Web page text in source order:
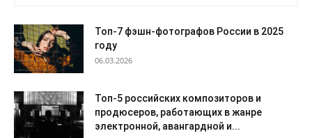
Топ-7 фэшн-фотографов России в 2025
году
06.03.2026
Топ-5 российских композиторов и
продюсеров, работающих в жанре
электронной, авангардной и...